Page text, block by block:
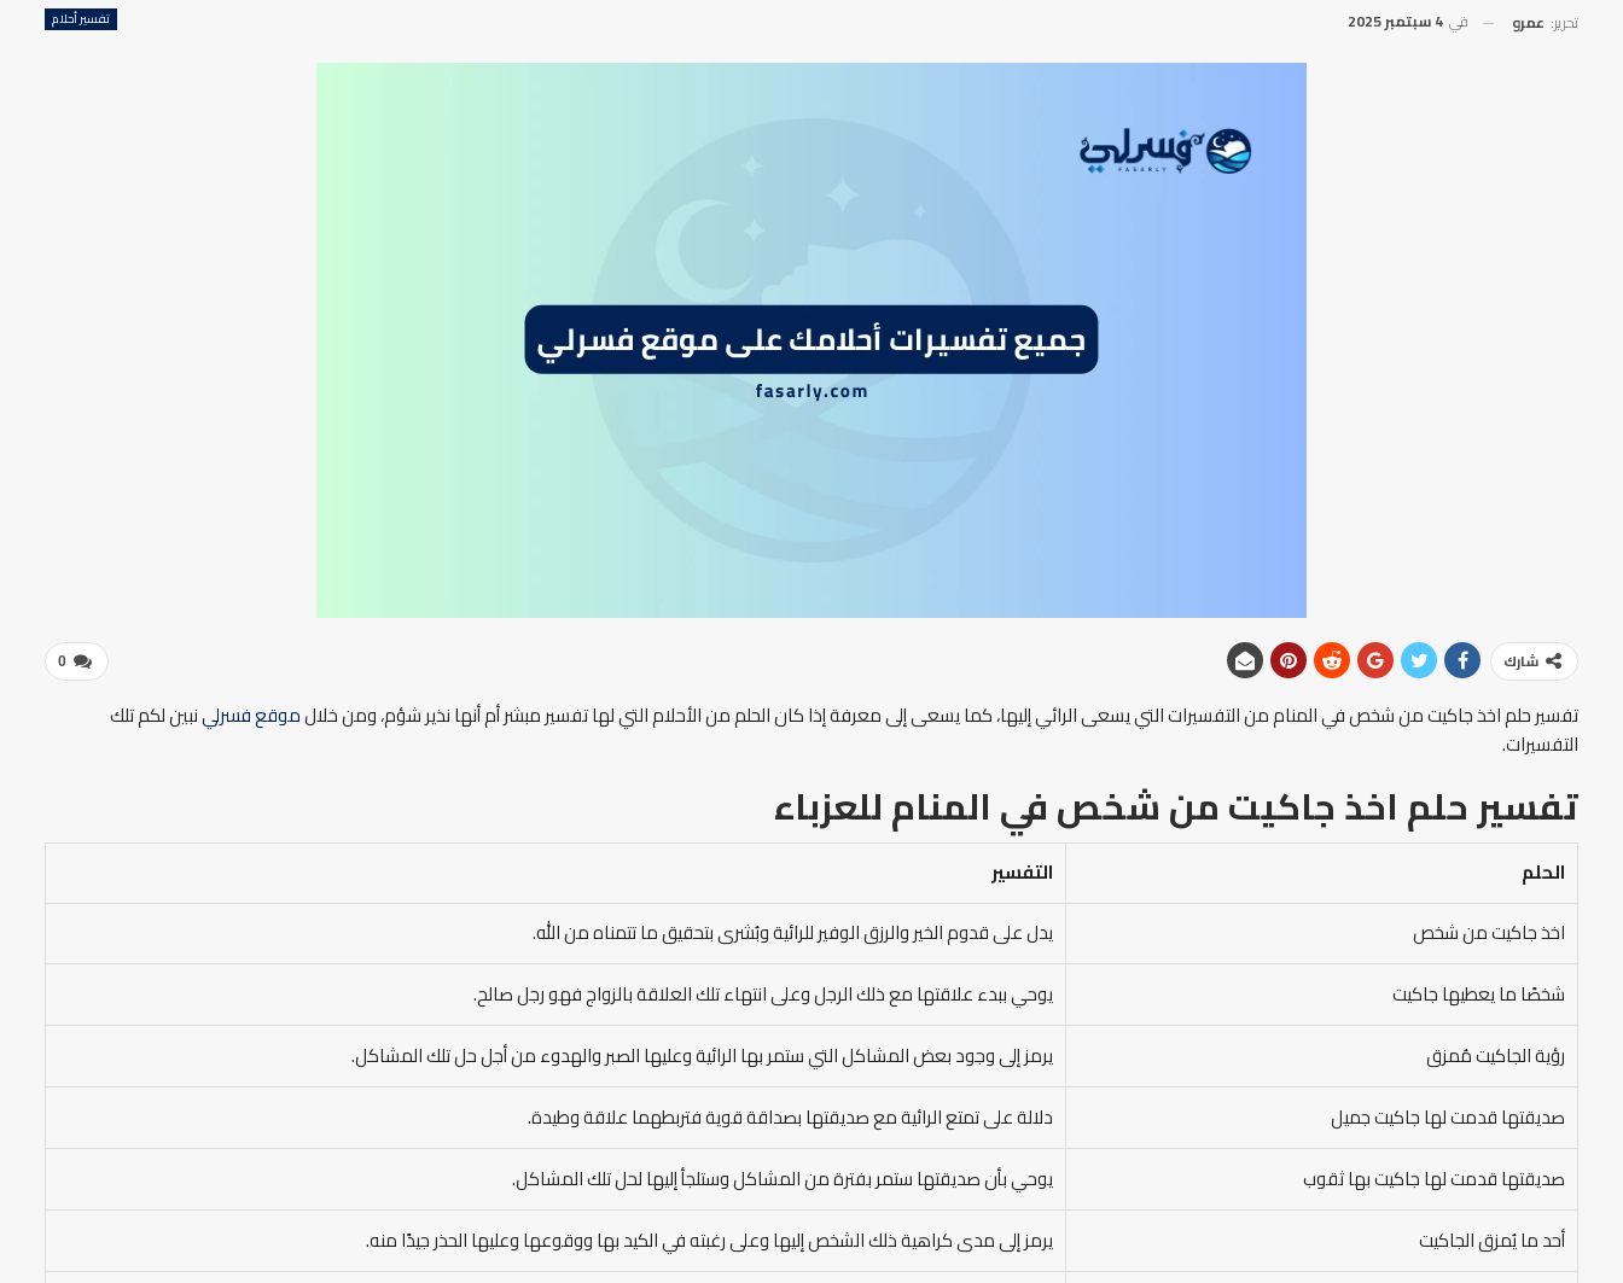
تفسير أحلام تحرير: عمرو في 4 سبتمبر 2025
0 شارك
تفسير حلم اخذ جاكيت من شخص في المنام من التفسيرات التي يسعى الرائي إليها، كما يسعى إلى معرفة إذا كان الحلم من الأحلام التي لها تفسير مبشر أم أنها نذير شؤم، ومن خلالموقع فسرلينبين لكم تلك
التفسيرات.
تفسير حلم اخذ جاكيت من شخص في المنامللعزباء
الحلم
التفسير
اخذ جاكيت من شخص
يدل على قدوم الخير والرزق الوفير للرائية وبُشرى بتحقيق ما تتمناه من الله.
شخصًا ما يعطيها جاكيت
يوحي ببدء علاقتها مع ذلك الرجل وعلى انتهاء تلك العلاقة بالزواج فهو رجل صالح.
رؤية الجاكيت مُمزق
يرمز إلى وجود بعض المشاكل التي ستمر بها الرائية وعليها الصبر والهدوء من أجل حل تلك المشاكل.
صديقتها قدمت لها جاكيت جميل
دلالة على تمتع الرائية مع صديقتها بصداقة قوية فتربطهما علاقة وطيدة.
صديقتها قدمت لها جاكيت بها ثقوب
يوحي بأن صديقتها ستمر بفترة من المشاكل وستلجأ إليها لحل تلك المشاكل.
أحد ما يُمزق الجاكيت
يرمز إلى مدى كراهية ذلك الشخص إليها وعلى رغبته في الكيد بها ووقوعها وعليها الحذر جيدًا منه.